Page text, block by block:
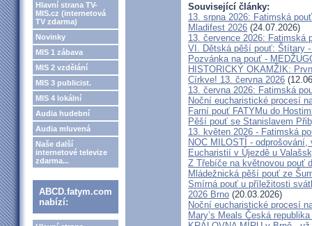
Hlavní strana TV-
MIS.cz (internetová
TV zdarma)
Novinky
MIS 1 zábava
MIS 2 vzdělání
MIS 3 publicist.
MIS 4 lokální
Audia hudební
Audia mluvená
Naše další
internetové televize
zdarma...
ABCD.fatym.com
nabízí:
Související články:
13. srpna 2026: Fatimská
Mladifest 2026 (24.07.2026)
13. července 2026: Fatimská
VI. Dětská pěší pouť: Štítary
Pozvánka na pouť -
HISTORICKÝ OKAMŽIK:
Církve! 13. června 2026
13. června 2026: Fatimská
Noční eucharistické procesí
Farní pouť FATYMu do
Pěší pouť se Stanislavem
13. květen 2026 - Fatimská
NOC MILOSTÍ -
Eucharistií v Újezdě u
Z Třebíče na květnovou pouť
Mládežnická pěší pouť ze
Smírná pouť u příležitosti
2026 Brno (20.03.2026)
Noční eucharistické procesí
Mary’s Meals Česká